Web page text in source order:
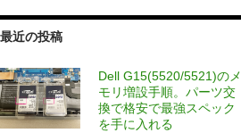
最近の投稿
Dell G15(5520/5521)のメ
モリ増設手順。パーツ交
換で格安で最強スペック
を手に入れる